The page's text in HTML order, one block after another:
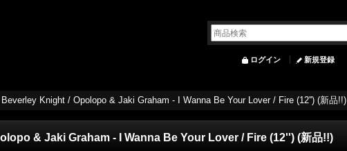
ログイン 新規登録
Knight / Opolopo & Jaki Graham - I Wanna Be Your Lover / Fire (12'') (新品!!)
& Jaki Graham - I Wanna Be Your Lover / Fire (12'') (新品!!)